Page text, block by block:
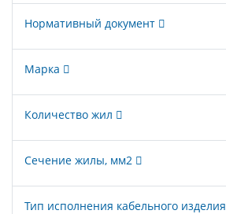
Нормативный документ
Марка
Количество жил
Сечение жилы, мм2
Тип исполнения кабельного изделия